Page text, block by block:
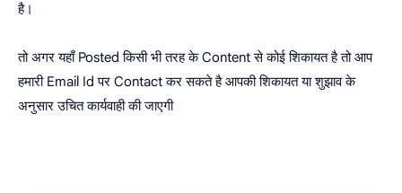
है।
तो अगर यहाँ Posted किसी भी तरह के Content से कोई शिकायत है तो आप
हमारी Email Id पर Contact कर सकते है आपकी शिकायत या शुझाव के
अनुसार उचित कार्यवाही की जाएगी